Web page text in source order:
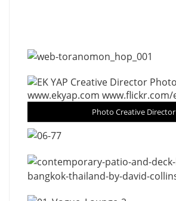
Photo Creative Director